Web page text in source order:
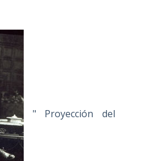
" Proyección del